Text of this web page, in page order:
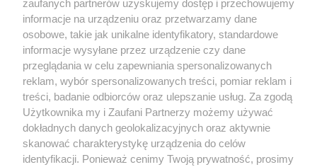
Więcej
wSzczecinie.pl
Regulamin konkursów
śniadaniówka "Hej
Szczecin! Jest piątek!"
Partnerzy
Praca Szczecin
zaufanych partnerów uzyskujemy dostęp i przechowujemy
informacje na urządzeniu oraz przetwarzamy dane
osobowe, takie jak unikalne identyfikatory, standardowe
informacje wysyłane przez urządzenie czy dane
przeglądania w celu zapewniania spersonalizowanych
reklam, wybór spersonalizowanych treści, pomiar reklam i
treści, badanie odbiorców oraz ulepszanie usług. Za zgodą
Użytkownika my i Zaufani Partnerzy możemy używać
dokładnych danych geolokalizacyjnych oraz aktywnie
skanować charakterystykę urządzenia do celów
identyfikacji. Ponieważ cenimy Twoją prywatność, prosimy